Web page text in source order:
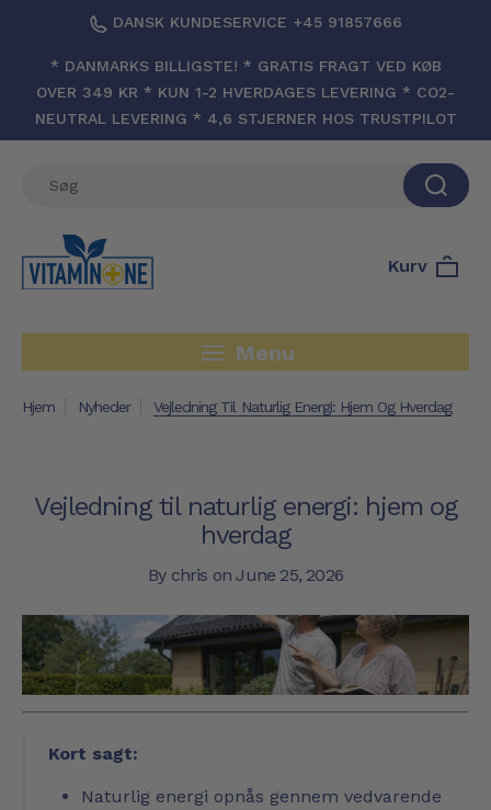
DANSK KUNDESERVICE +45 91857666
* DANMARKS BILLIGSTE! * GRATIS FRAGT VED KØB
OVER 349 KR * KUN 1-2 HVERDAGES LEVERING * CO2-
NEUTRAL LEVERING * 4,6 STJERNER HOS TRUSTPILOT
Kurv
Menu
Hjem Nyheder Vejledning Til Naturlig Energi: Hjem Og Hverdag
Vejledning til naturlig energi: hjem og
hverdag
By chris on June 25, 2026
Kort sagt:
Naturlig energi opnås gennem vedvarende